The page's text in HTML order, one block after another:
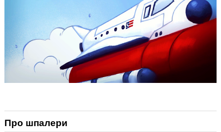
Про шпалери